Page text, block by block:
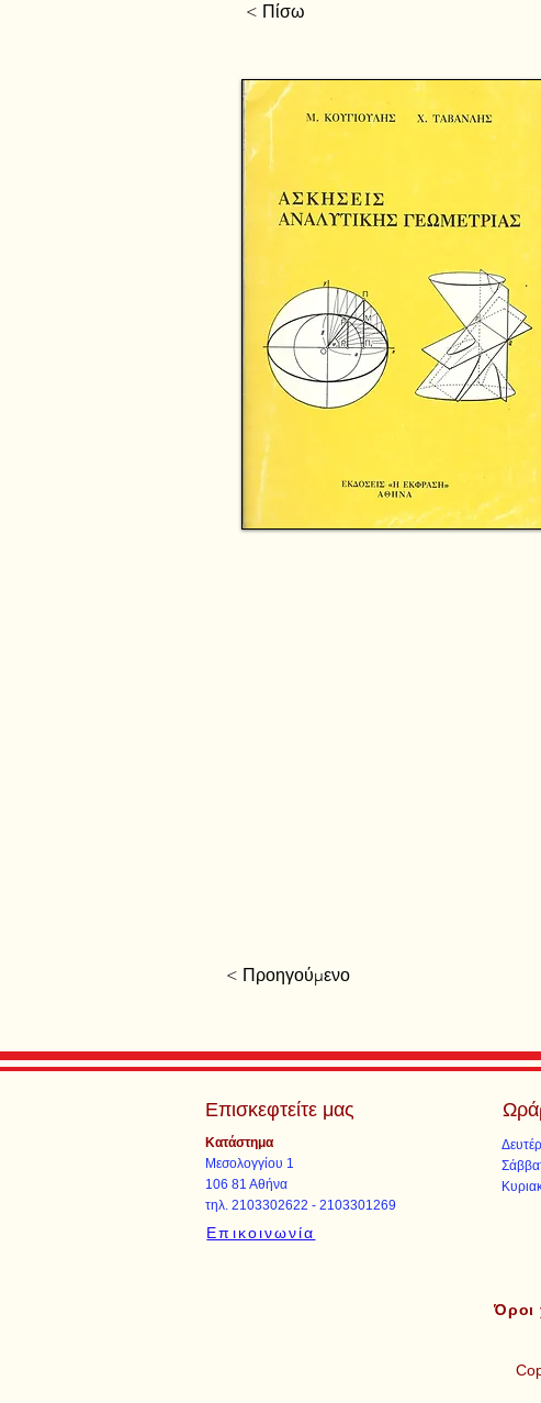
< Πίσω
< Προηγούμενο
Επισκεφτείτε μας
Κατάστημα
Μεσολογγίου 1
106 81 Αθήνα
τηλ. 2103302622 - 2103301269
Επικοινωνία
Όροι